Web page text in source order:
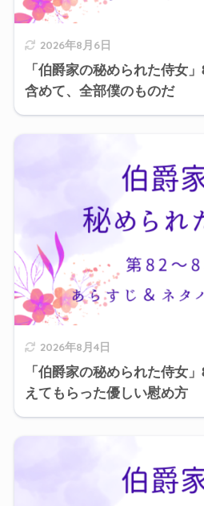
2026年8月6日
「伯爵家の秘められた侍女
含めて、全部僕のものだ
2026年8月4日
「伯爵家の秘められた侍女
えてもらった優しい慰め方